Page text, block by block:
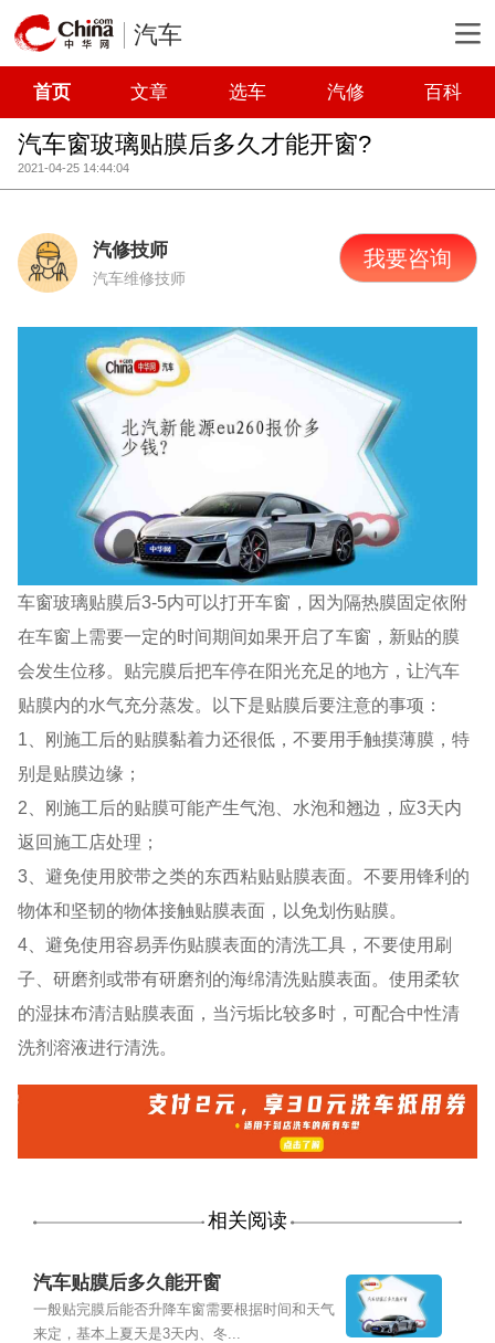
汽车
首页 文章 选车 汽修 百科
汽车窗玻璃贴膜后多久才能开窗?
2021-04-25 14:44:04
汽修技师
汽车维修技师
我要咨询
车窗玻璃贴膜后3-5内可以打开车窗，因为隔热膜固定依附
在车窗上需要一定的时间期间如果开启了车窗，新贴的膜
会发生位移。贴完膜后把车停在阳光充足的地方，让汽车
贴膜内的水气充分蒸发。以下是贴膜后要注意的事项：
1、刚施工后的贴膜黏着力还很低，不要用手触摸薄膜，特
别是贴膜边缘；
2、刚施工后的贴膜可能产生气泡、水泡和翘边，应3天内
返回施工店处理；
3、避免使用胶带之类的东西粘贴贴膜表面。不要用锋利的
物体和坚韧的物体接触贴膜表面，以免划伤贴膜。
4、避免使用容易弄伤贴膜表面的清洗工具，不要使用刷
子、研磨剂或带有研磨剂的海绵清洗贴膜表面。使用柔软
的湿抹布清洁贴膜表面，当污垢比较多时，可配合中性清
洗剂溶液进行清洗。
相关阅读
汽车贴膜后多久能开窗
一般贴完膜后能否升降车窗需要根据时间和天气
来定，基本上夏天是3天内、冬...